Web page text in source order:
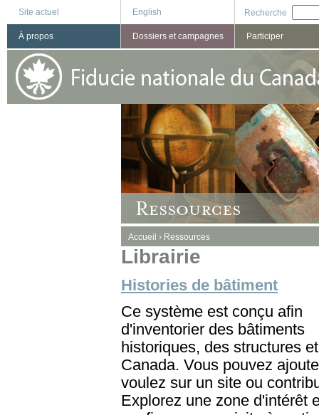
Site actuel English Recherche
You are here
Accueil › Ressources
Librairie
Histories de bâtiment
Ce système est conçu afin
d'inventorier des bâtiments
historiques, des structures
Canada. Vous pouvez
voulez sur un site ou
Explorez une zone d'intérêt
À propos Dossiers et campagnes Participer